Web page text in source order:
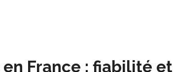
France : fiabilité et